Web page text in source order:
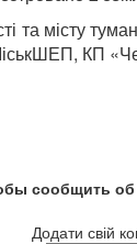
місту
КП
сообщить
Додати свій